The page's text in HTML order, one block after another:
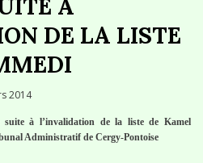
À
DE LA LISTE
2014
à l’invalidation de la liste de Kamel
Administratif de Cergy-Pontoise